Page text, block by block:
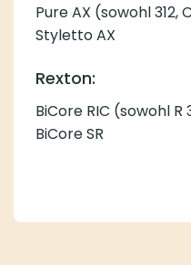
Pure AX (sowohl 312,
Styletto AX
Rexton:
BiCore RIC (sowohl R
BiCore SR